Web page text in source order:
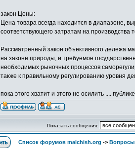
закон Цены:
Цена товара всегда находится в диапазоне,
соответствующего затратам на производства
Рассматренный закон объективного дележа
на законе природы, и требуемое
необходимых рыночных процессов
также к правильному регулированию уровня
пока этого хватит и этого не осилить ....
Показать сообщения:
Список форумов malchish.org -> Вопросы